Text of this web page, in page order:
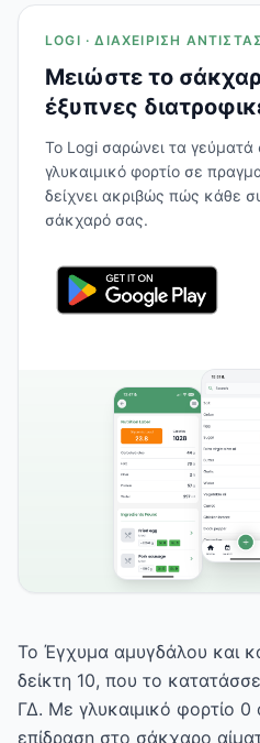
LOGI · ΔΙΑΧΕΊΡΙΣΗ
Μειώστε το
έξυπνες
Το Logi σαρώνει τα γεύματά
γλυκαιμικό φορτίο σε
δείχνει ακριβώς πώς κάθε
σάκχαρό σας.
Το Έγχυμα αμυγδάλου και
δείκτη 10, που το
ΓΔ. Με γλυκαιμικό φορτίο 0
επίδραση στο σάκχαρο